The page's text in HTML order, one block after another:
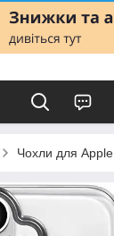
Чохли для Apple